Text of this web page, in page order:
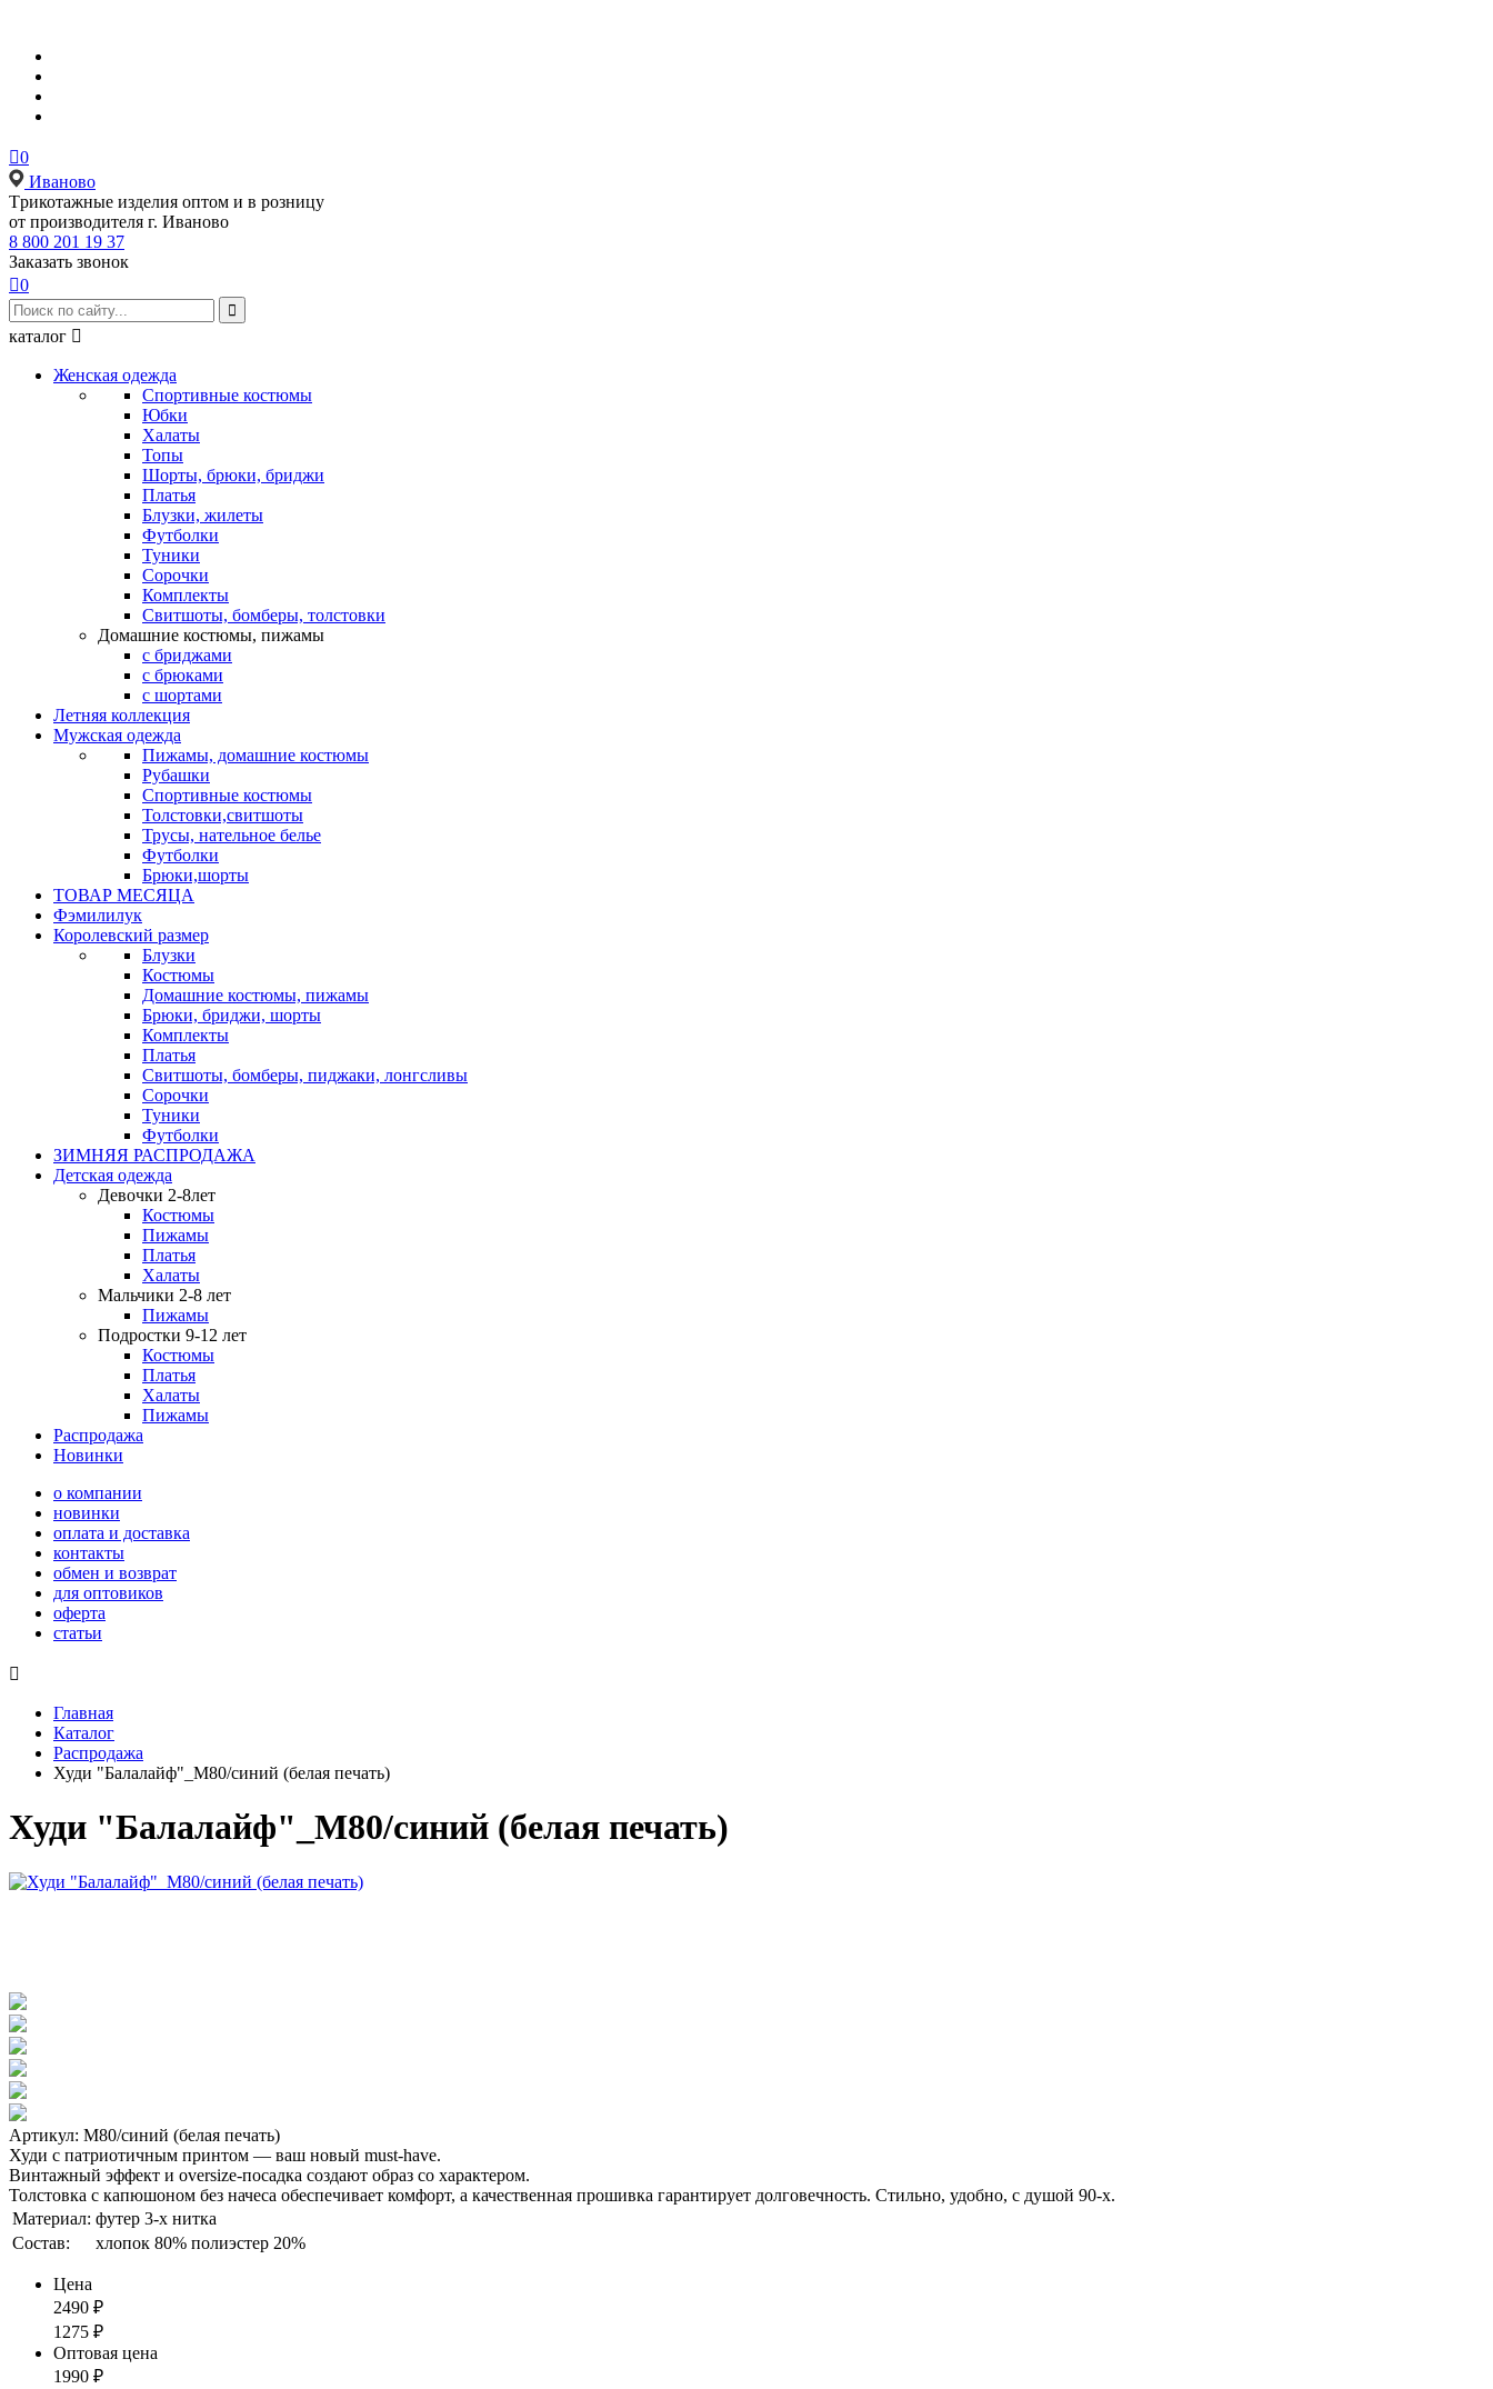
0
Иваново
Tрикотажные изделия оптом и в розницу
от производителя г. Иваново
8 800 201 19 37
Заказать звонок
0

каталог 
Женская одежда
Спортивные костюмы
Юбки
Халаты
Топы
Шорты, брюки, бриджи
Платья
Блузки, жилеты
Футболки
Туники
Сорочки
Комплекты
Свитшоты, бомберы, толстовки
Домашние костюмы, пижамы
с бриджами
с брюками
с шортами
Летняя коллекция
Мужская одежда
Пижамы, домашние костюмы
Рубашки
Спортивные костюмы
Толстовки,свитшоты
Трусы, нательное белье
Футболки
Брюки,шорты
ТОВАР МЕСЯЦА
Фэмилилук
Королевский размер
Блузки
Костюмы
Домашние костюмы, пижамы
Брюки, бриджи, шорты
Комплекты
Платья
Свитшоты, бомберы, пиджаки, лонгсливы
Сорочки
Туники
Футболки
ЗИМНЯЯ РАСПРОДАЖА
Детская одежда
Девочки 2-8лет
Костюмы
Пижамы
Платья
Халаты
Мальчики 2-8 лет
Пижамы
Подростки 9-12 лет
Костюмы
Платья
Халаты
Пижамы
Распродажа
Новинки
о компании
новинки
оплата и доставка
контакты
обмен и возврат
для оптовиков
оферта
статьи

Главная
Каталог
Распродажа
Худи "Балалайф"_М80/синий (белая печать)
Худи "Балалайф"_М80/синий (белая печать)
Артикул: М80/синий (белая печать)
Худи с патриотичным принтом — ваш новый must-have.
Винтажный эффект и oversize-посадка создают образ со характером.
Толстовка с капюшоном без начеса обеспечивает комфорт, а качественная прошивка гарантирует долговечность. Стильно, удобно, с душой 90-х.
Материал: футер 3-х нитка
Состав:
хлопок 80% полиэстер 20%
Цена
2490 ₽
1275 ₽
Оптовая цена
1990 ₽